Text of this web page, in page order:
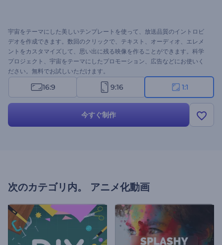
宇宙をテーマにした美しいテンプレートを使って、放送品質のイントロビ
デオを作成できます。数回のクリックで、テキスト、オーディオ、エレメ
ントをカスタマイズして、思い出に残る映像を作ることができます。科学
プロジェクト、宇宙をテーマにしたプロモーション、広告などにお使いく
ださい。無料でお試しいただけます。
16:9 9:16 1:1
今すぐ制作
次のカテゴリ内。 アニメ化動画